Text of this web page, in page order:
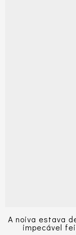
A noiva estava
impecável